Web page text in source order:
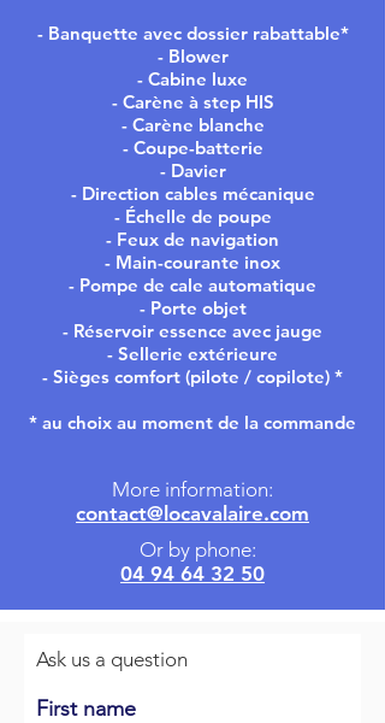
- Banquette avec dossier rabattable*
- Blower
- Cabine luxe
- Carène à step HIS
- Carène blanche
- Coupe-batterie
- Davier
- Direction cables mécanique
- Échelle de poupe
- Feux de navigation
- Main-courante inox
- Pompe de cale automatique
- Porte objet
- Réservoir essence avec jauge
- Sellerie extérieure
- Sièges comfort (pilote / copilote) *
* au choix au moment de la commande
More information:
contact@locavalaire.com
Or by phone:
04 94 64 32 50
Ask us a question
First name